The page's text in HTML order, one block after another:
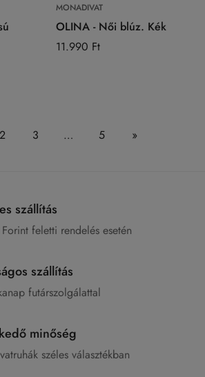
MONADIVAT
OLINA - Női blúz. Kék
Normál
11.990 Ft
2 3 … 5 »
szállítás
feletti rendelés esetén
szállítás
futárszolgálattal
minőség
széles választékban